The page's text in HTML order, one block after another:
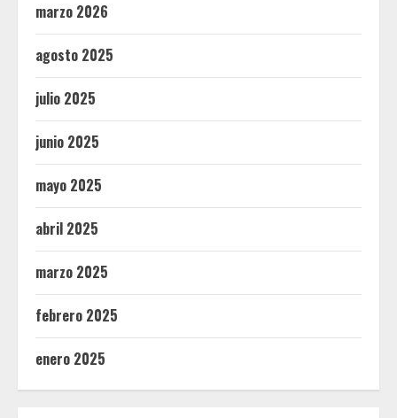
marzo 2026
agosto 2025
julio 2025
junio 2025
mayo 2025
abril 2025
marzo 2025
febrero 2025
enero 2025